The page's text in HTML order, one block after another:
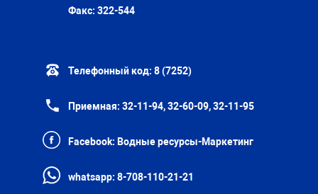
Факс: 322-544
Телефонный код: 8 (7252)
Приемная: 32-11-94, 32-60-09, 32-11-95
Facebook: Водные ресурсы-Маркетинг
whatsapp: 8-708-110-21-21